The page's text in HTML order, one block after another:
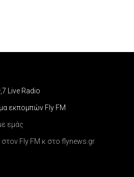
Live Radio
εκπομπών Fly FM
εμάς
Fly FM κ στο flynews.gr